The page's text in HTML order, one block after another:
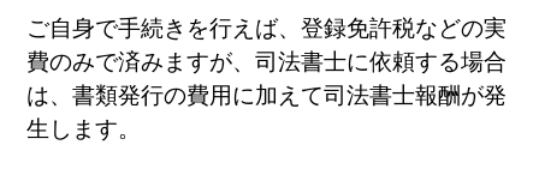
ご自身で手続きを行えば、登録免許税などの実
費のみで済みますが、司法書士に依頼する場合
は、書類発行の費用に加えて司法書士報酬が発
生します。